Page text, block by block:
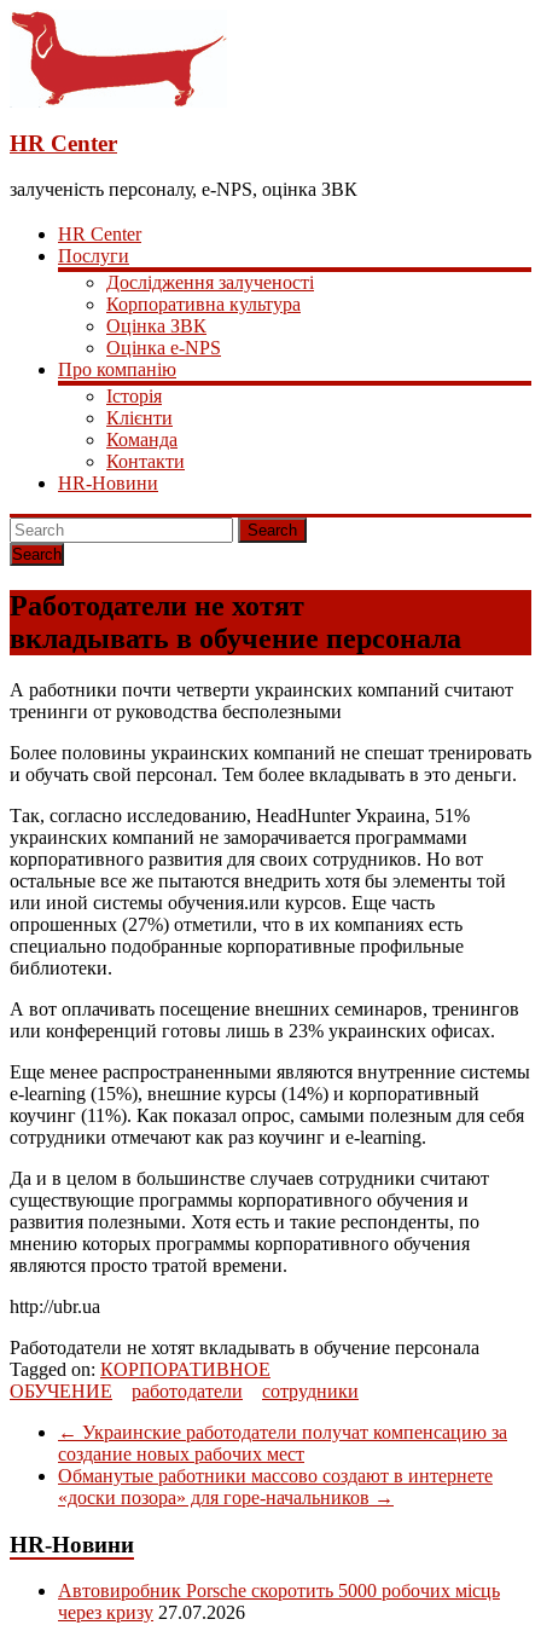
HR Center
залученість персоналу, e-NPS, оцінка ЗВК
HR Center
Послуги
Дослідження залученості
Корпоративна культура
Оцінка ЗВК
Оцінка e-NPS
Про компанію
Історія
Клієнти
Команда
Контакти
HR-Новини
Search
Работодатели не хотят
вкладывать в обучение персонала
А работники почти четверти украинских компаний считают
тренинги от руководства бесполезными
Более половины украинских компаний не спешат тренировать
и обучать свой персонал. Тем более вкладывать в это деньги.
Так, согласно исследованию, HeadHunter Украина, 51%
украинских компаний не заморачивается программами
корпоративного развития для своих сотрудников. Но вот
остальные все же пытаются внедрить хотя бы элементы той
или иной системы обучения.или курсов. Еще часть
опрошенных (27%) отметили, что в их компаниях есть
специально подобранные корпоративные профильные
библиотеки.
А вот оплачивать посещение внешних семинаров, тренингов
или конференций готовы лишь в 23% украинских офисах.
Еще менее распространенными являются внутренние системы
e-learning (15%), внешние курсы (14%) и корпоративный
коучинг (11%). Как показал опрос, самыми полезным для себя
сотрудники отмечают как раз коучинг и e-learning.
Да и в целом в большинстве случаев сотрудники считают
существующие программы корпоративного обучения и
развития полезными. Хотя есть и такие респонденты, по
мнению которых программы корпоративного обучения
являются просто тратой времени.
http://ubr.ua
Работодатели не хотят вкладывать в обучение персонала
Tagged on: КОРПОРАТИВНОЕ
ОБУЧЕНИЕ
работодатели
сотрудники
← Украинские работодатели получат компенсацию за
создание новых рабочих мест
Обманутые работники массово создают в интернете
«доски позора» для горе-начальников →
HR-Новини
Автовиробник Porsche скоротить 5000 робочих місць
через кризу 27.07.2026